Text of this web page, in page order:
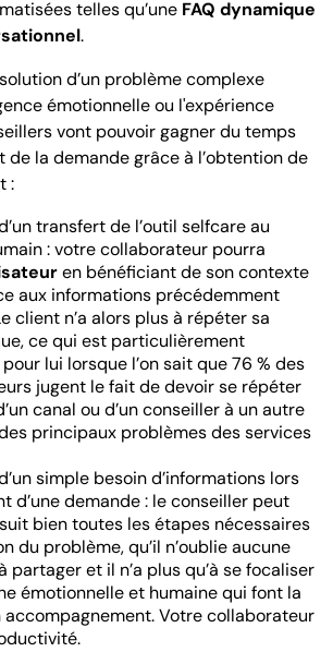
telles qu’une FAQ dynamique
.
d’un problème complexe
émotionnelle ou l'expérience
vont pouvoir gagner du temps
la demande grâce à l’obtention de
:
transfert de l’outil selfcare au
: votre collaborateur pourra
en bénéficiant de son contexte
aux informations précédemment
client n’a alors plus à répéter sa
ce qui est particulièrement
lui lorsque l’on sait que 76 % des
jugent le fait de devoir se répéter
canal ou d’un conseiller à un autre
principaux problèmes des services
simple besoin d’informations lors
d’une demande : le conseiller peut
bien toutes les étapes nécessaires
du problème, qu’il n’oublie aucune
partager et il n’a plus qu’à se focaliser
émotionnelle et humaine qui font la
accompagnement. Votre collaborateur